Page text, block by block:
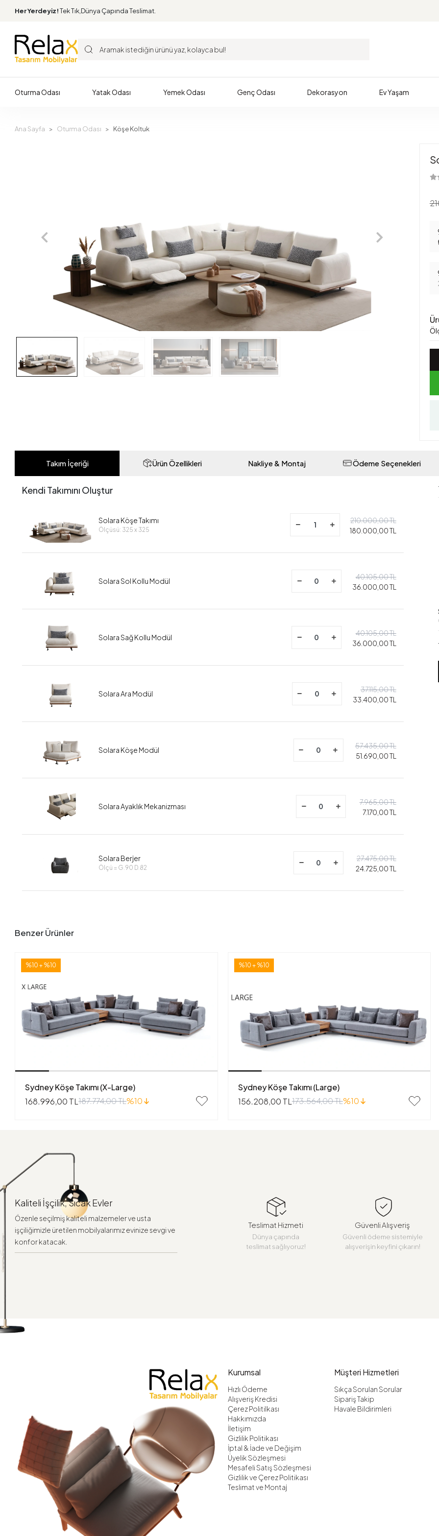
Her Yerdeyiz!Tek Tık,Dünya Çapında Teslimat.
Oturma Odası Yatak Odası Yemek Odası Genç Odası Dekorasyon Ev Yaşam
Ana Sayfa Oturma Odası Köşe Koltuk
Takım İçeriği Ürün Özellikleri Nakliye & Montaj Ödeme Seçenekleri
Kendi Takımını Oluştur
Solara Köşe Takımı
Ölçüsü: 325 x 325
210.000,00 TL
180.000,00 TL
Solara Sol Kollu Modül
40.105,00 TL
36.000,00 TL
Solara Sağ Kollu Modül
40.105,00 TL
36.000,00 TL
Solara Ara Modül
37.115,00 TL
33.400,00 TL
Solara Köşe Modül
57.435,00 TL
51.690,00 TL
Solara Ayaklık Mekanizması
7.965,00 TL
7.170,00 TL
Solara Berjer
Ölçü = G.90 D.82
27.475,00 TL
24.725,00 TL
Benzer Ürünler
%10 + %10
Sydney Köşe Takımı (X-Large)
168.996,00 TL187.774,00 TL%10
%10 + %10
Sydney Köşe Takımı (Large)
156.208,00 TL173.564,00 TL%10
Kaliteli İşçilik, Sıcak Evler
Özenle seçilmiş kaliteli malzemeler ve usta
işçiliğimizle üretilen mobilyalarımız evinize sevgi ve
konfor katacak.
Teslimat Hizmeti
Dünya çapında
teslimat sağlıyoruz!
Güvenli Alışveriş
Güvenli ödeme sistemiyle
alışverişin keyfini çıkarın!
Kurumsal
Hızlı Ödeme
Alışveriş Kredisi
Çerez Politilkası
Hakkımızda
İletişim
Gizlilik Politikası
İptal & İade ve Değişim
Üyelik Sözleşmesi
Mesafeli Satış Sözleşmesi
Gizlilik ve Çerez Politikası
Teslimat ve Montaj
Müşteri Hizmetleri
Sıkça Sorulan Sorular
Sipariş Takip
Havale Bildirimleri